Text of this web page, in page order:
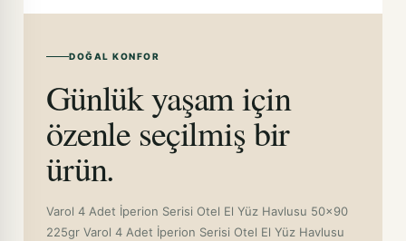
DOĞAL KONFOR
Günlük yaşam için
özenle seçilmiş bir
ürün.
Varol 4 Adet İperion Serisi Otel El Yüz Havlusu 50x90
225gr Varol 4 Adet İperion Serisi Otel El Yüz Havlusu